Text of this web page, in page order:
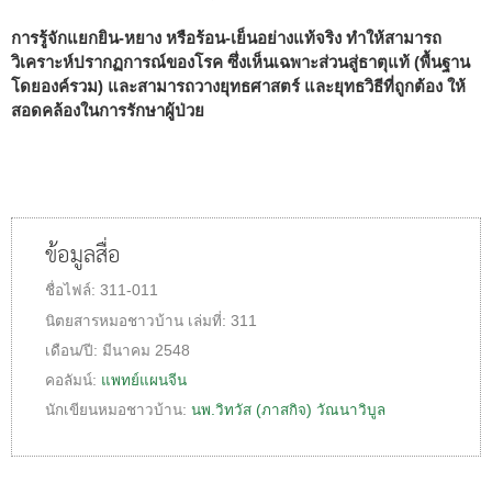
การรู้จักแยกยิน-หยาง หรือร้อน-เย็นอย่างแท้จริง ทำให้สามารถ
วิเคราะห์ปรากฏการณ์ของโรค ซึ่งเห็นเฉพาะส่วนสู่ธาตุแท้ (พื้นฐาน
โดยองค์รวม) และสามารถวางยุทธศาสตร์ และยุทธวิธีที่ถูกต้อง ให้
สอดคล้องในการรักษาผู้ป่วย
ข้อมูลสื่อ
ชื่อไฟล์: 311-011
นิตยสารหมอชาวบ้าน เล่มที่: 311
เดือน/ปี: มีนาคม 2548
คอลัมน์: แพทย์แผนจีน
นักเขียนหมอชาวบ้าน: นพ.วิทวัส (ภาสกิจ) วัณนาวิบูล